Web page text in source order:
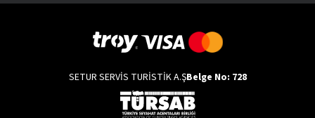
SETUR SERVİS TURİSTİK A.ŞBelge No: 728